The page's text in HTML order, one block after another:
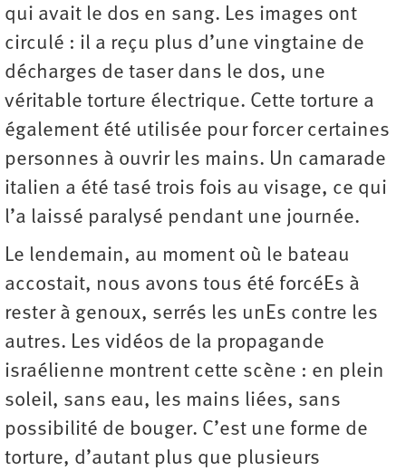
qui avait le dos en sang. Les images ont
circulé : il a reçu plus d’une vingtaine de
décharges de taser dans le dos, une
véritable torture électrique. Cette torture a
également été utilisée pour forcer certaines
personnes à ouvrir les mains. Un camarade
italien a été tasé trois fois au visage, ce qui
l’a laissé paralysé pendant une journée.
Le lendemain, au moment où le bateau
accostait, nous avons tous été forcéEs à
rester à genoux, serrés les unEs contre les
autres. Les vidéos de la propagande
israélienne montrent cette scène : en plein
soleil, sans eau, les mains liées, sans
possibilité de bouger. C’est une forme de
torture, d’autant plus que plusieurs